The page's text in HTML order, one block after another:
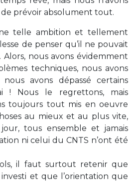
de prévoir absolument tout.
telle ambition et tellement
de penser qu’il ne pouvait
nous avons évidemment
techniques, nous avons
avons dépassé certains
! Nous le regrettons, mais
toujours tout mis en oeuvre
au mieux et au plus vite,
tous ensemble et jamais
ni celui du CNTS n’ont été
il faut surtout retenir que
et que l’orientation que